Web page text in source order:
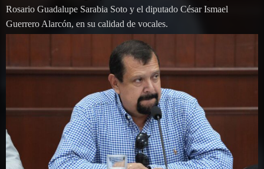
Rosario Guadalupe Sarabia Soto y el diputado César Ismael
Guerrero Alarcón, en su calidad de vocales.